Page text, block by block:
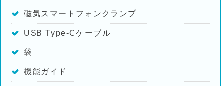
磁気スマートフォンクランプ
USB Type-Cケーブル
袋
機能ガイド